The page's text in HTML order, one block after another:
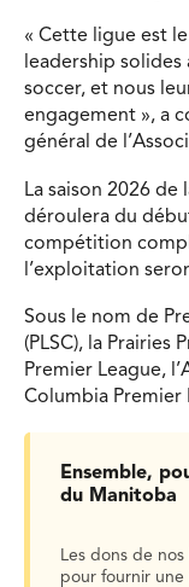
« Cette ligue est
leadership
soccer, et nous
engagement », a
général de
La saison 2026 de
déroulera du
compétition
l’exploitation
Sous le nom de
(PLSC), la Prairies
Premier League,
Columbia Premier
Ensemble,
du Manitoba
Les dons de
pour fournir une